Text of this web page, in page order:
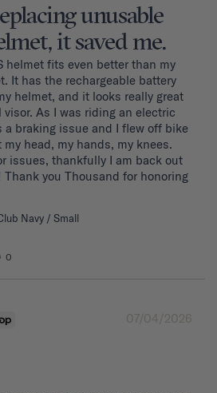
unusable
it saved me.
helmet fits even better than my
It has the rechargeable battery
helmet, and it looks really great
As I was riding an electric
a braking issue and I flew off bike
head, my hands, my knees.
issues, thankfully I am back out
you Thousand for honoring
Navy / Small
0
07/04/2026